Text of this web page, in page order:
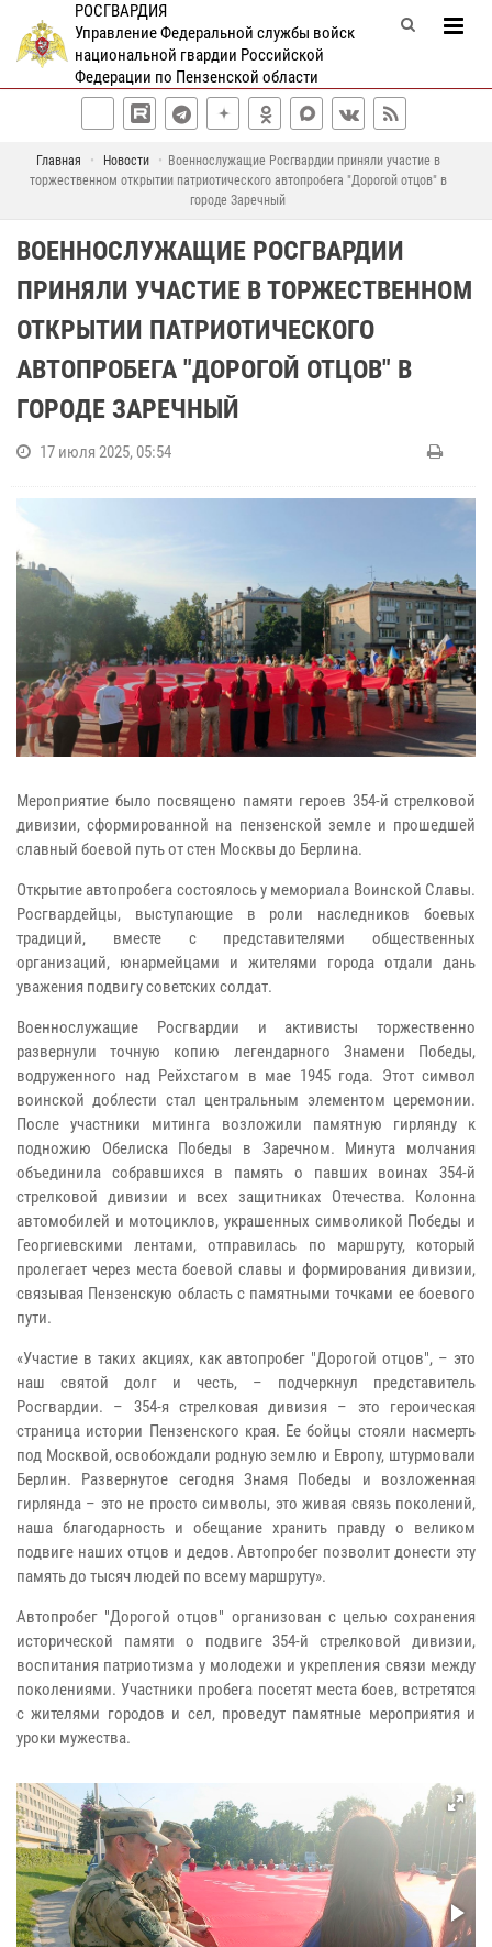
РОСГВАРДИЯ
Управление Федеральной службы войск
национальной гвардии Российской
Федерации по Пензенской области
Главная Новости
Военнослужащие Росгвардии приняли участие в
торжественном открытии патриотического автопробега "Дорогой отцов" в
городе Заречный
ВОЕННОСЛУЖАЩИЕ РОСГВАРДИИ
ПРИНЯЛИ УЧАСТИЕ В ТОРЖЕСТВЕННОМ
ОТКРЫТИИ ПАТРИОТИЧЕСКОГО
АВТОПРОБЕГА "ДОРОГОЙ ОТЦОВ" В
ГОРОДЕ ЗАРЕЧНЫЙ
17 июля 2025, 05:54
Мероприятие было посвящено памяти героев 354-й стрелковой
дивизии, сформированной на пензенской земле и прошедшей
славный боевой путь от стен Москвы до Берлина.
Открытие автопробега состоялось у мемориала Воинской Славы.
Росгвардейцы, выступающие в роли наследников боевых
традиций, вместе с представителями общественных
организаций, юнармейцами и жителями города отдали дань
уважения подвигу советских солдат.
Военнослужащие Росгвардии и активисты торжественно
развернули точную копию легендарного Знамени Победы,
водруженного над Рейхстагом в мае 1945 года. Этот символ
воинской доблести стал центральным элементом церемонии.
После участники митинга возложили памятную гирлянду к
подножию Обелиска Победы в Заречном. Минута молчания
объединила собравшихся в память о павших воинах 354-й
стрелковой дивизии и всех защитниках Отечества. Колонна
автомобилей и мотоциклов, украшенных символикой Победы и
Георгиевскими лентами, отправилась по маршруту, который
пролегает через места боевой славы и формирования дивизии,
связывая Пензенскую область с памятными точками ее боевого
пути.
«Участие в таких акциях, как автопробег "Дорогой отцов", – это
наш святой долг и честь, – подчеркнул представитель
Росгвардии. – 354-я стрелковая дивизия – это героическая
страница истории Пензенского края. Ее бойцы стояли насмерть
под Москвой, освобождали родную землю и Европу, штурмовали
Берлин. Развернутое сегодня Знамя Победы и возложенная
гирлянда – это не просто символы, это живая связь поколений,
наша благодарность и обещание хранить правду о великом
подвиге наших отцов и дедов. Автопробег позволит донести эту
память до тысяч людей по всему маршруту».
Автопробег "Дорогой отцов" организован с целью сохранения
исторической памяти о подвиге 354-й стрелковой дивизии,
воспитания патриотизма у молодежи и укрепления связи между
поколениями. Участники пробега посетят места боев, встретятся
с жителями городов и сел, проведут памятные мероприятия и
уроки мужества.